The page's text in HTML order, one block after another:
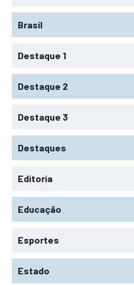
Brasil
Destaque 1
Destaque 2
Destaque 3
Destaques
Editoria
Educação
Esportes
Estado